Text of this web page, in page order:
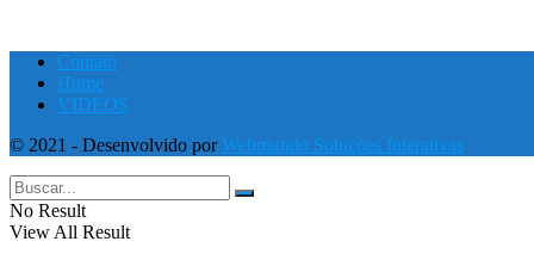
Contato
Home
VIDEOS
© 2021 - Desenvolvido porWebmundo Soluções Interativas
No Result
View All Result